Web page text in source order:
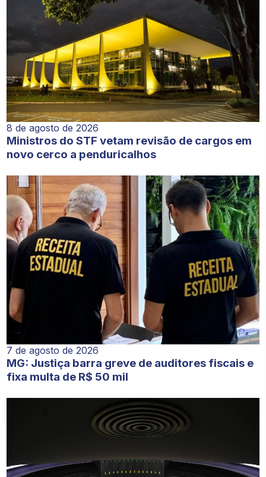
8 de agosto de 2026
Ministros do STF vetam revisão de cargos em
novo cerco a penduricalhos
7 de agosto de 2026
MG: Justiça barra greve de auditores fiscais e
fixa multa de R$ 50 mil